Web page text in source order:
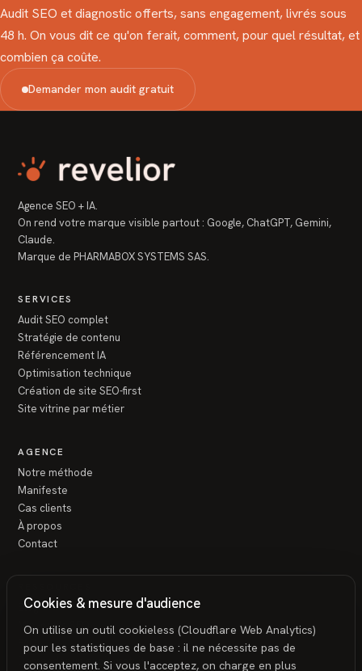
Audit SEO et diagnostic offerts, sans engagement, livrés sous
48 h. On vous dit ce qu'on ferait, comment, pour quel résultat, et
combien ça coûte.
Demander mon audit gratuit
Agence SEO + IA.
On rend votre marque visible partout : Google, ChatGPT, Gemini,
Claude.
Marque de PHARMABOX SYSTEMS SAS.
SERVICES
Audit SEO complet
Stratégie de contenu
Référencement IA
Optimisation technique
Création de site SEO-first
Site vitrine par métier
AGENCE
Notre méthode
Manifeste
Cas clients
À propos
Contact
Blog
Mini-outils SEO
FAQ
Demander un audit gratuit
Cookies & mesure d'audience
On utilise un outil cookieless (Cloudflare Web Analytics)
pour les statistiques de base : il ne nécessite pas de
consentement. Si vous l'acceptez, on charge en plus